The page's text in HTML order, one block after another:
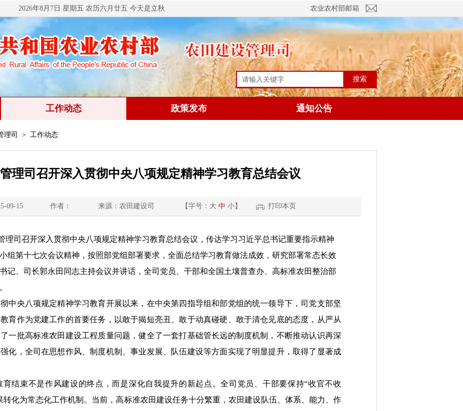
2026年8月7日 星期五 农历六月廿五 今天是立秋 农业农村部邮箱
搜索
工作动态 政策发布 通知公告
理司 > 工作动态
理司召开深入贯彻中央八项规定精神学习教育总结会议
09-15 作者： 来源：农田建设司 【字号： 大 中 小】 打印本页
理司召开深入贯彻中央八项规定精神学习教育总结会议， 传达学习习近平总书记重要指示精神
组第十七次会议精神， 按照部党组部署要求 ，全面总结学习教育做法成效，研究部署常态长效
记 、司长郭永田同志主持会议并讲话 ，全司党员 干部和全国土壤普查办
高标准农田整治部
中央八项规定精神学习教育开展 以来，在中央第四指导组和部党组的统一领导下，司党支部坚
育作为党建工作的首要任务，以敢于揭短亮丑、敢于动真碰硬、敢于清仓见底的态度，从严从
一批高标准农田建设工程质量问题，健全了一套打基础管长远的制度机制，不断推动认识再深
化，全司在思想作风、制度机制、事业发展、队伍建设等方面实现了明显提升，取得了 显著成
育结束不是作风建设的终点，而是深化自我提升的新起点。全司 党员
干部要保持“收官不收
转化为常态化工作机制。当前，高标准农田建设任务十分繁重，农田建设队伍、体系、能力、作